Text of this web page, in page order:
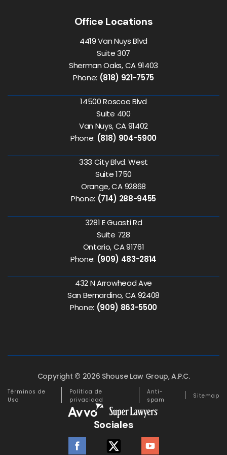
Office Locations
4419 Van Nuys Blvd
Suite 307
Sherman Oaks, CA 91403
Phone: (818) 921-7575
14500 Roscoe Blvd
Suite 400
Van Nuys, CA 91402
Phone: (818) 904-5900
333 City Blvd. West
Suite 1750
Orange, CA 92868
Phone: (714) 288-9455
3281 E Guasti Rd
Suite 728
Ontario, CA 91761
Phone: (909) 483-2814
432 N Arrowhead Ave
San Bernardino, CA 92408
Phone: (909) 863-5500
Copyright © 2026 Shouse Law Group, A.P.C.
Términos de
Uso
Política de
privacidad
Anti-
spam
Sitemap
Sociales
facebook twitter youtube